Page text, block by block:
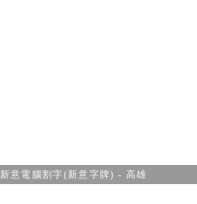
新意電腦割字(新意字牌) - 高雄